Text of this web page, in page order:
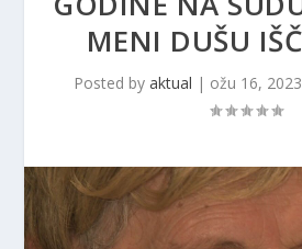
MENI DUŠU
Posted by aktual | ožu 16, 2023